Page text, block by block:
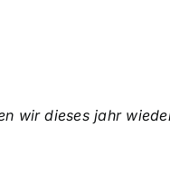
wir dieses jahr